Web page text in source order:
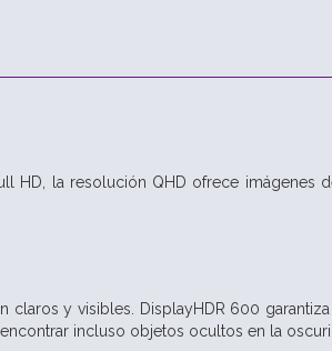
HD, la resolución QHD ofrece imágenes
claros y visibles. DisplayHDR 600
incluso objetos ocultos en la